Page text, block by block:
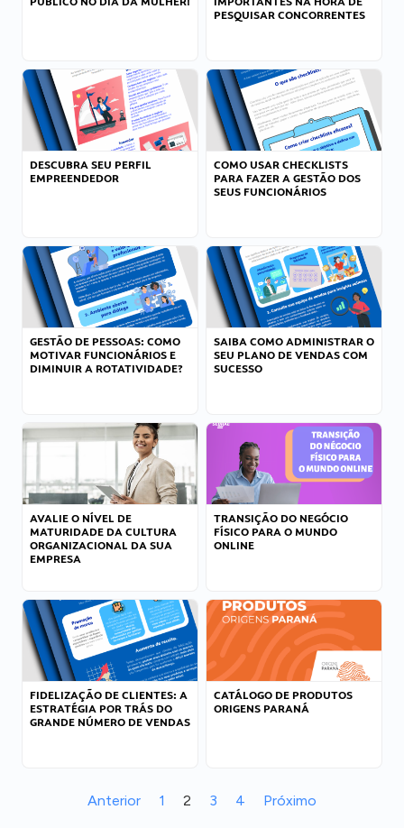
PESQUISAR CONCORRENTES
DESCUBRA SEU PERFIL
EMPREENDEDOR
COMO USAR CHECKLISTS
PARA FAZER A GESTÃO DOS
SEUS FUNCIONÁRIOS
GESTÃO DE PESSOAS: COMO
MOTIVAR FUNCIONÁRIOS E
DIMINUIR A ROTATIVIDADE?
SAIBA COMO ADMINISTRAR O
SEU PLANO DE VENDAS COM
SUCESSO
AVALIE O NÍVEL DE
MATURIDADE DA CULTURA
ORGANIZACIONAL DA SUA
EMPRESA
TRANSIÇÃO DO NEGÓCIO
FÍSICO PARA O MUNDO
ONLINE
FIDELIZAÇÃO DE CLIENTES: A
ESTRATÉGIA POR TRÁS DO
GRANDE NÚMERO DE VENDAS
CATÁLOGO DE PRODUTOS
ORIGENS PARANÁ
Anterior 1 2 3 4 Próximo